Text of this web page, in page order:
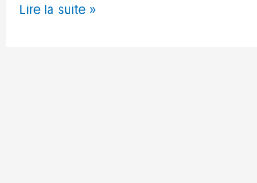
Lire la suite »